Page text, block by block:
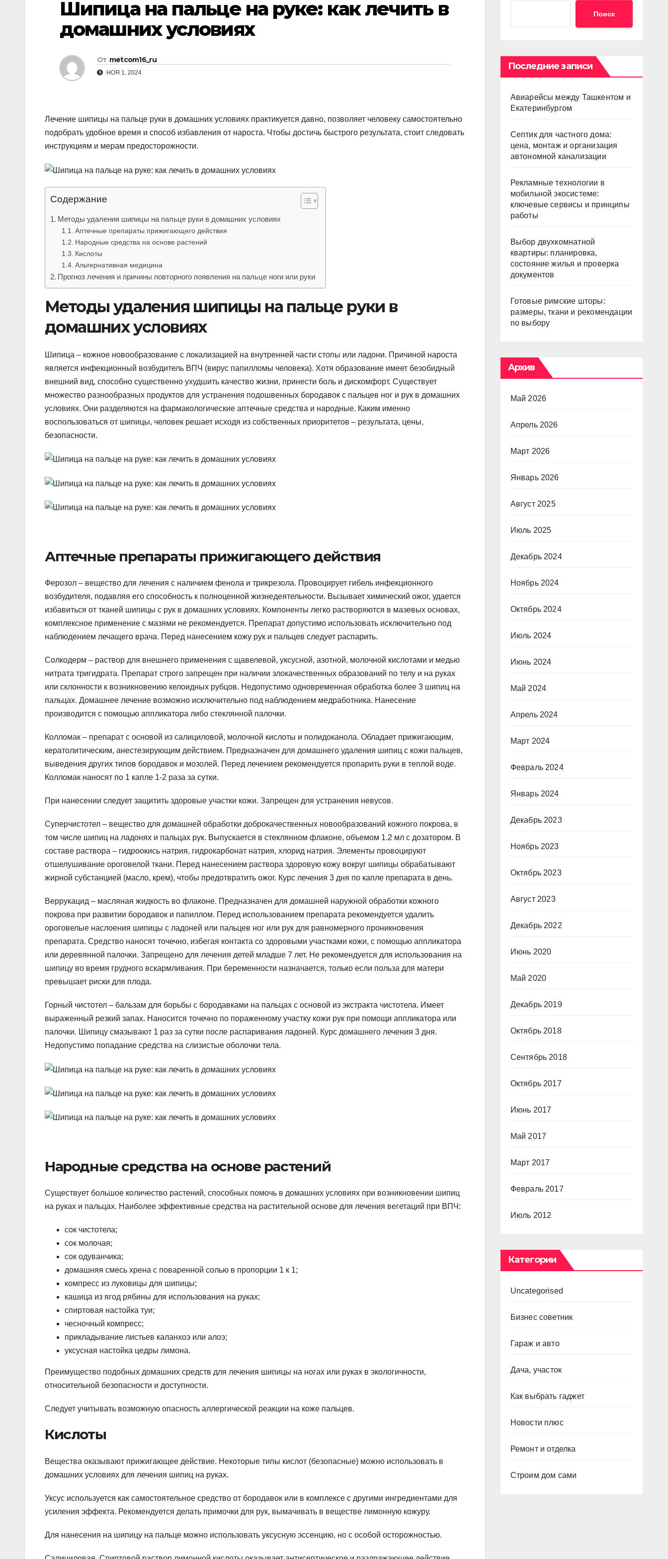
Шипица на пальце на руке: как лечить в
домашних условиях
От metcom16_ru
НОЯ 1, 2024
Лечение шипицы на пальце руки в домашних условиях практикуется давно, позволяет человеку самостоятельно
подобрать удобное время и способ избавления от нароста. Чтобы достичь быстрого результата, стоит следовать
инструкциям и мерам предосторожности.
Содержание
Методы удаления шипицы на пальце руки в домашних условиях
Аптечные препараты прижигающего действия
Народные средства на основе растений
Кислоты
Альтернативная медицина
Прогноз лечения и причины повторного появления на пальце ноги или руки
Методы удаления шипицы на пальце руки в
домашних условиях
Шипица – кожное новообразование с локализацией на внутренней части стопы или ладони. Причиной нароста
является инфекционный возбудитель ВПЧ (вирус папилломы человека). Хотя образование имеет безобидный
внешний вид, способно существенно ухудшить качество жизни, принести боль и дискомфорт. Существует
множество разнообразных продуктов для устранения подошвенных бородавок с пальцев ног и рук в домашних
условиях. Они разделяются на фармакологические аптечные средства и народные. Каким именно
воспользоваться от шипицы, человек решает исходя из собственных приоритетов – результата, цены,
безопасности.
Аптечные препараты прижигающего действия
Ферозол – вещество для лечения с наличием фенола и трикрезола. Провоцирует гибель инфекционного
возбудителя, подавляя его способность к полноценной жизнедеятельности. Вызывает химический ожог, удается
избавиться от тканей шипицы с рук в домашних условиях. Компоненты легко растворяются в мазевых основах,
комплексное применение с мазями не рекомендуется. Препарат допустимо использовать исключительно под
наблюдением лечащего врача. Перед нанесением кожу рук и пальцев следует распарить.
Солкодерм – раствор для внешнего применения с щавелевой, уксусной, азотной, молочной кислотами и медью
нитрата тригидрата. Препарат строго запрещен при наличии злокачественных образований по телу и на руках
или склонности к возникновению келоидных рубцов. Недопустимо одновременная обработка более 3 шипиц на
пальцах. Домашнее лечение возможно исключительно под наблюдением медработника. Нанесение
производится с помощью аппликатора либо стеклянной палочки.
Колломак – препарат с основой из салициловой, молочной кислоты и полидоканола. Обладает прижигающим,
кератолитическим, анестезирующим действием. Предназначен для домашнего удаления шипиц с кожи пальцев,
выведения других типов бородавок и мозолей. Перед лечением рекомендуется пропарить руки в теплой воде.
Колломак наносят по 1 капле 1-2 раза за сутки.
При нанесении следует защитить здоровые участки кожи. Запрещен для устранения невусов.
Суперчистотел – вещество для домашней обработки доброкачественных новообразований кожного покрова, в
том числе шипиц на ладонях и пальцах рук. Выпускается в стеклянном флаконе, объемом 1.2 мл с дозатором. В
составе раствора – гидроокись натрия, гидрокарбонат натрия, хлорид натрия. Элементы провоцируют
отшелушивание ороговелой ткани. Перед нанесением раствора здоровую кожу вокруг шипицы обрабатывают
жирной субстанцией (масло, крем), чтобы предотвратить ожог. Курс лечения 3 дня по капле препарата в день.
Веррукацид – масляная жидкость во флаконе. Предназначен для домашней наружной обработки кожного
покрова при развитии бородавок и папиллом. Перед использованием препарата рекомендуется удалить
ороговелые наслоения шипицы с ладоней или пальцев ног или рук для равномерного проникновения
препарата. Средство наносят точечно, избегая контакта со здоровыми участками кожи, с помощью аппликатора
или деревянной палочки. Запрещено для лечения детей младше 7 лет. Не рекомендуется для использования на
шипицу во время грудного вскармливания. При беременности назначается, только если польза для матери
превышает риски для плода.
Горный чистотел – бальзам для борьбы с бородавками на пальцах с основой из экстракта чистотела. Имеет
выраженный резкий запах. Наносится точечно по пораженному участку кожи рук при помощи аппликатора или
палочки. Шипицу смазывают 1 раз за сутки после распаривания ладоней. Курс домашнего лечения 3 дня.
Недопустимо попадание средства на слизистые оболочки тела.
Народные средства на основе растений
Существует большое количество растений, способных помочь в домашних условиях при возникновении шипиц
на руках и пальцах. Наиболее эффективные средства на растительной основе для лечения вегетаций при ВПЧ:
сок чистотела;
сок молочая;
сок одуванчика;
домашняя смесь хрена с поваренной солью в пропорции 1 к 1;
компресс из луковицы для шипицы;
кашица из ягод рябины для использования на руках;
спиртовая настойка туи;
чесночный компресс;
прикладывание листьев каланхоэ или алоэ;
уксусная настойка цедры лимона.
Преимущество подобных домашних средств для лечения шипицы на ногах или руках в экологичности,
относительной безопасности и доступности.
Следует учитывать возможную опасность аллергической реакции на коже пальцев.
Кислоты
Вещества оказывают прижигающее действие. Некоторые типы кислот (безопасные) можно использовать в
домашних условиях для лечения шипиц на руках.
Уксус используется как самостоятельное средство от бородавок или в комплексе с другими ингредиентами для
усиления эффекта. Рекомендуется делать примочки для рук, вымачивать в веществе лимонную кожуру.
Для нанесения на шипицу на пальце можно использовать уксусную эссенцию, но с особой осторожностью.
Поиск
Последние записи
Авиарейсы между Ташкентом и
Екатеринбургом
Септик для частного дома:
цена, монтаж и организация
автономной канализации
Рекламные технологии в
мобильной экосистеме:
ключевые сервисы и принципы
работы
Выбор двухкомнатной
квартиры: планировка,
состояние жилья и проверка
документов
Готовые римские шторы:
размеры, ткани и рекомендации
по выбору
Архив
Май 2026
Апрель 2026
Март 2026
Январь 2026
Август 2025
Июль 2025
Декабрь 2024
Ноябрь 2024
Октябрь 2024
Июль 2024
Июнь 2024
Май 2024
Апрель 2024
Март 2024
Февраль 2024
Январь 2024
Декабрь 2023
Ноябрь 2023
Октябрь 2023
Август 2023
Декабрь 2022
Июнь 2020
Май 2020
Декабрь 2019
Октябрь 2018
Сентябрь 2018
Октябрь 2017
Июнь 2017
Май 2017
Март 2017
Февраль 2017
Июль 2012
Категории
Uncategorised
Бизнес советник
Гараж и авто
Дача, участок
Как выбрать гаджет
Новости плюс
Ремонт и отделка
Строим дом сами